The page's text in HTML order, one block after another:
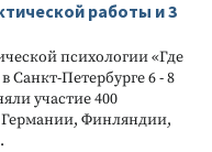
работы и 3
психологии «Где
Санкт-Петербурге 6 - 8
участие 400
Финляндии,